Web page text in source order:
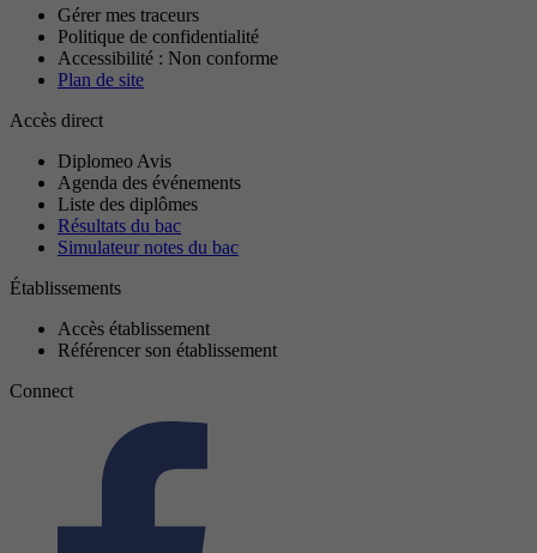
Gérer mes traceurs
Politique de confidentialité
Accessibilité : Non conforme
Plan de site
Accès direct
Diplomeo Avis
Agenda des événements
Liste des diplômes
Résultats du bac
Simulateur notes du bac
Établissements
Accès établissement
Référencer son établissement
Connect